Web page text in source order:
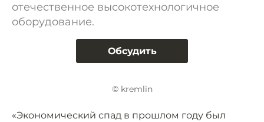
отечественное высокотехнологичное
оборудование.
Обсудить
© kremlin
«Экономический спад в прошлом году был